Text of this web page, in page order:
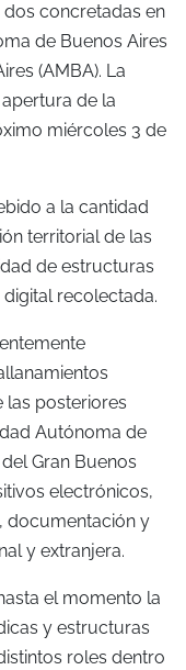
concretadas en
de Buenos Aires
(AMBA). La
de la
miércoles 3 de
a la cantidad
territorial de las
de estructuras
recolectada.
las posteriores
Autónoma de
Gran Buenos
electrónicos,
documentación y
y extranjera.
el momento la
y estructuras
roles dentro